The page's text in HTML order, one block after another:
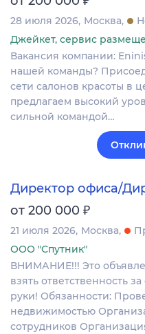
28 июля 2026 Москва
Джейкет, сервис
Вакансия компании:
нашей команды?
сети салонов красоты в
предлагаем высокий
сильной командой…
Директор офиса/
от 200 000 ₽
21 июля 2026 Москва
ООО "Спутник"
ВНИМАНИЕ!!! Это
взять ответственность
руки! Обязанности:
недвижимостью
сотрудников